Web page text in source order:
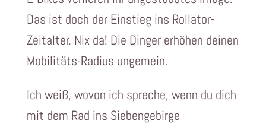
Das ist doch der Einstieg ins Rollator-
Zeitalter. Nix da! Die Dinger erhöhen deinen
Mobilitäts-Radius ungemein.
Ich weiß, wovon ich spreche, wenn du dich
mit dem Rad ins Siebengebirge